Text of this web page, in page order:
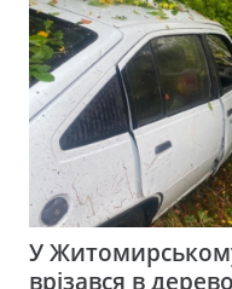
У
врізався в